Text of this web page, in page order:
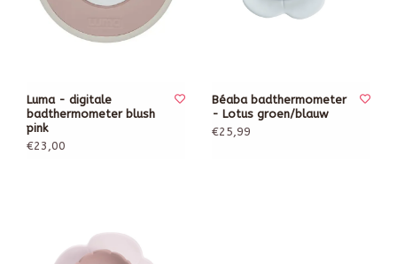
Luma - digitale
badthermometer blush
pink
€23,00
Béaba badthermometer
- Lotus groen/blauw
€25,99